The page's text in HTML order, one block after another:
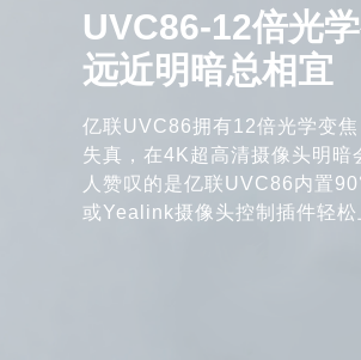
UVC86-12倍光
远近明暗总相宜
亿联UVC86拥有12倍光学变
失真，在4K超高清摄像头明
人赞叹的是亿联UVC86内置
或Yealink摄像头控制插件轻松